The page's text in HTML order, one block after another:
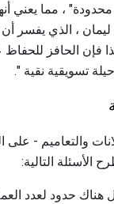
، مما يعني
، الذي يفسر أن
فإن الحافز
تسويقية نقية ".
والتعاميم -
الأسئلة التالية:
حدود لعدد